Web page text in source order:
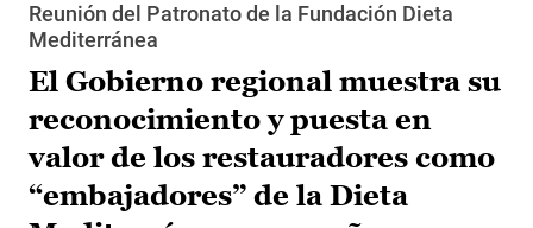
Reunión del Patronato de la Fundación Dieta
Mediterránea
El Gobierno regional muestra su
reconocimiento y puesta en
valor de los restauradores como
“embajadores” de la Dieta